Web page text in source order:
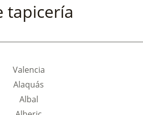
tapicería
Valencia
Alaquás
Albal